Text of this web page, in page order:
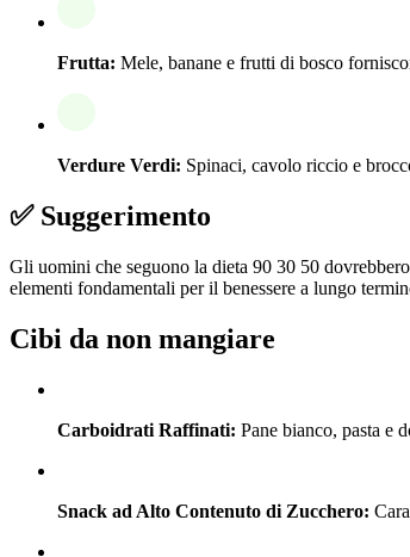
Frutta: Mele, banane e frutti di bosco
Verdure Verdi: Spinaci, cavolo riccio e
✅ Suggerimento
Gli uomini che seguono la dieta 90 30 50
elementi fondamentali per il benessere a lungo
Cibi da non mangiare
Carboidrati Raffinati: Pane bianco, pasta e
Snack ad Alto Contenuto di Zucchero: